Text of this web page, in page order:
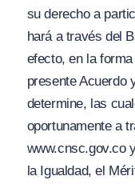
su derecho a
hará a través del
efecto, en la
presente Acuerdo
determine, las
oportunamente a
www.cnsc.gov.co
la Igualdad, el